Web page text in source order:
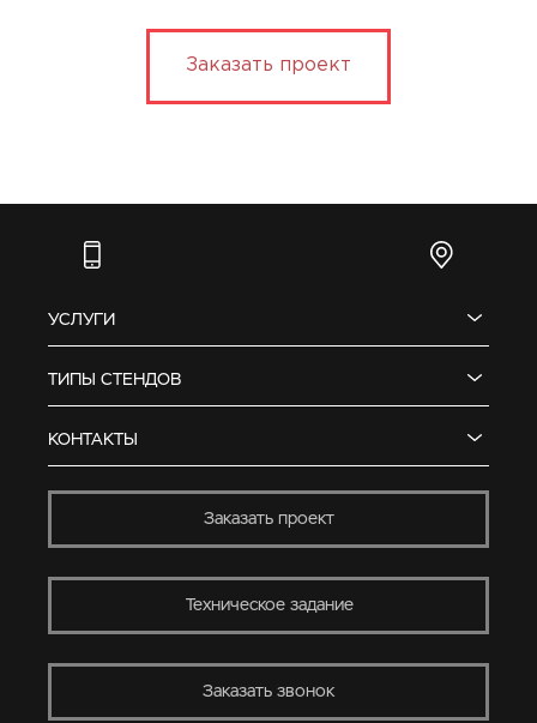
Заказать проект
УСЛУГИ
ТИПЫ СТЕНДОВ
КОНТАКТЫ
Заказать проект
Техническое задание
Заказать звонок